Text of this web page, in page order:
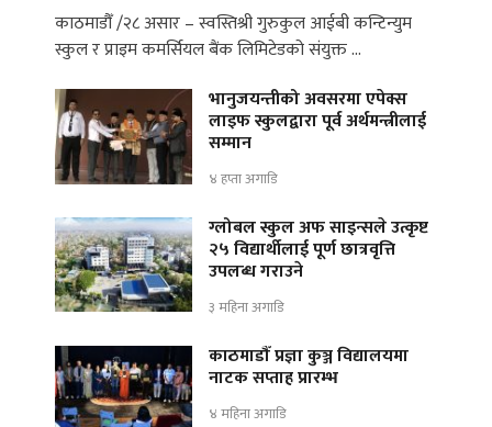
काठमाडौँ /२८ असार – स्वस्तिश्री गुरुकुल आईबी कन्टिन्युम
स्कुल र प्राइम कमर्सियल बैंक लिमिटेडको संयुक्त …
भानुजयन्तीको अवसरमा एपेक्स
लाइफ स्कुलद्वारा पूर्व अर्थमन्त्रीलाई
सम्मान
४ हप्ता अगाडि
ग्लोबल स्कुल अफ साइन्सले उत्कृष्ट
२५ विद्यार्थीलाई पूर्ण छात्रवृत्ति
उपलब्ध गराउने
३ महिना अगाडि
काठमाडौँ प्रज्ञा कुञ्ज विद्यालयमा
नाटक सप्ताह प्रारम्भ
४ महिना अगाडि